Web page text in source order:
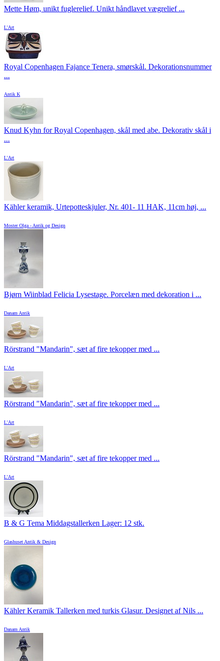
Mette Høm, unikt fuglerelief. Unikt håndlavet vægrelief ...
L'Art
Royal Copenhagen Fajance Tenera, smørskål. Dekorationsnummer
...
Antik K
Knud Kyhn for Royal Copenhagen, skål med abe. Dekorativ skål i
...
L'Art
Kähler keramik, Urtepotteskjuler, Nr. 401- 11 HAK, 11cm høj, ...
Moster Olga - Antik og Design
Bjørn Wiinblad Felicia Lysestage. Porcelæn med dekoration i ...
Danam Antik
Rörstrand "Mandarin", sæt af fire tekopper med ...
L'Art
Rörstrand "Mandarin", sæt af fire tekopper med ...
L'Art
Rörstrand "Mandarin", sæt af fire tekopper med ...
L'Art
B & G Tema Middagstallerken Lager: 12 stk.
Glashuset Antik & Design
Kähler Keramik Tallerken med turkis Glasur. Designet af Nils ...
Danam Antik